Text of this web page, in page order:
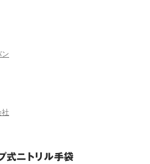
ン
社
式ニトリル手袋